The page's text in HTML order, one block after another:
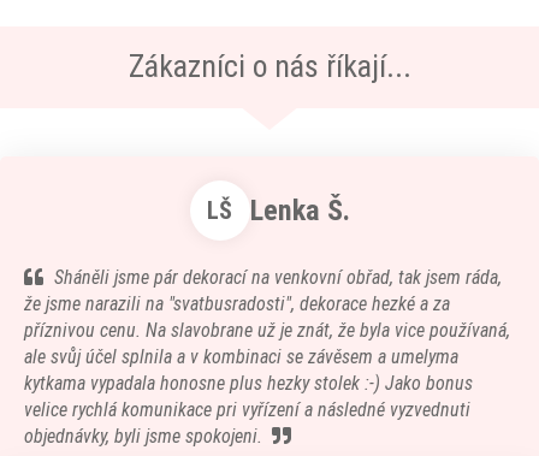
Zákazníci o nás říkají...
LŠ Lenka Š.
Sháněli jsme pár dekorací na venkovní obřad, tak jsem ráda,
že jsme narazili na "svatbusradosti", dekorace hezké a za
příznivou cenu. Na slavobrane už je znát, že byla vice používaná,
ale svůj účel splnila a v kombinaci se závěsem a umelyma
kytkama vypadala honosne plus hezky stolek :-) Jako bonus
velice rychlá komunikace pri vyřízení a následné vyzvednuti
objednávky, byli jsme spokojeni.